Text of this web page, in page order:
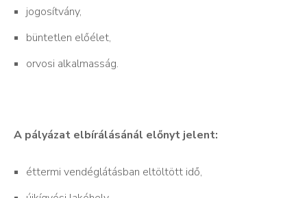
jogosítvány,
büntetlen előélet,
orvosi alkalmasság.
A pályázat elbírálásánál előnyt jelent:
éttermi vendéglátásban eltöltött idő,